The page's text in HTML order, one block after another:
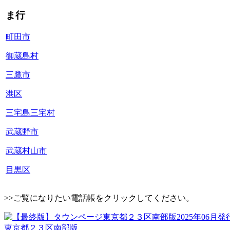
ま行
町田市
御蔵島村
三鷹市
港区
三宅島三宅村
武蔵野市
武蔵村山市
目黒区
>>ご覧になりたい電話帳をクリックしてください。
東京都２３区南部版